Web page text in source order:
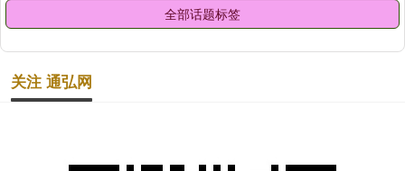
全部话题标签
关注 通弘网